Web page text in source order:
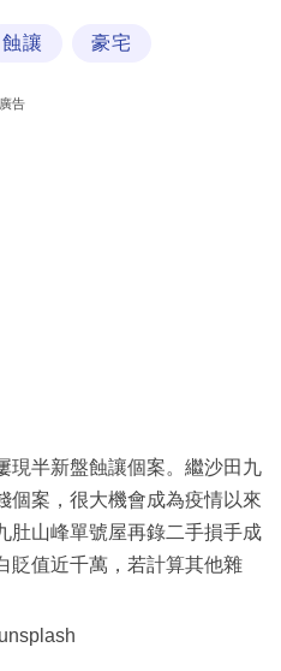
蝕讓 豪宅
廣告
現半新盤蝕讓個案。繼沙田九
個案，很大機會成為疫情以來
肚山峰單號屋再錄二手損手成
貶值近千萬，若計算其他雜